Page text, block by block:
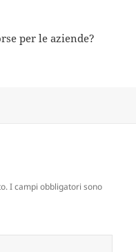
per le aziende?
I campi obbligatori sono